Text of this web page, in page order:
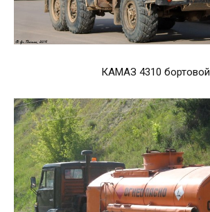
КАМАЗ 4310 бортовой